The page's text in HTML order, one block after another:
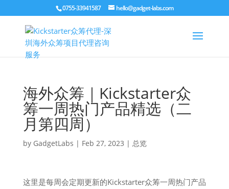
0755-33941587 hello@gadget-labs.com
海外众筹｜Kickstarter众
筹一周热门产品精选（二
月第四周）
by GadgetLabs | Feb 27, 2023 | 总览
这里是每周会定期更新的Kickstarter众筹一周热门产品